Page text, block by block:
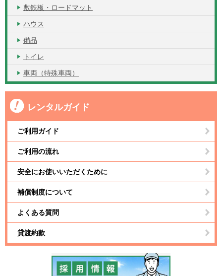
敷鉄板・ロードマット
ハウス
備品
トイレ
車両（特殊車両）
レンタルガイド
ご利用ガイド
ご利用の流れ
安全にお使いいただくために
補償制度について
よくある質問
貸渡約款